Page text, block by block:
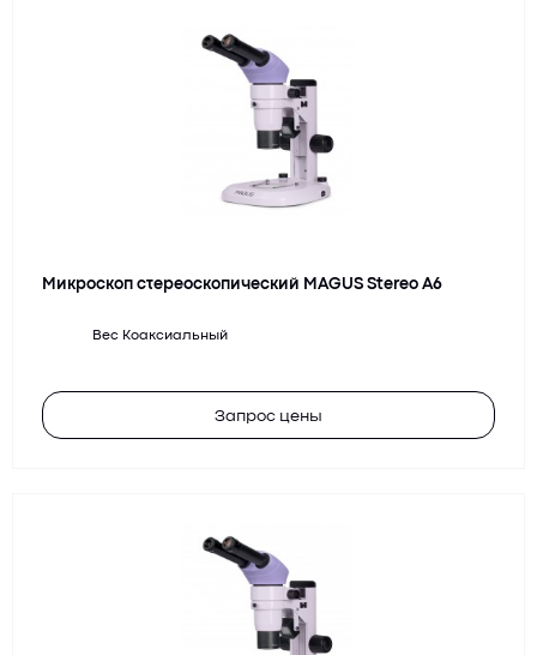
Микроскоп стереоскопический MAGUS Stereo A6
Вес Коаксиальный
Запрос цены